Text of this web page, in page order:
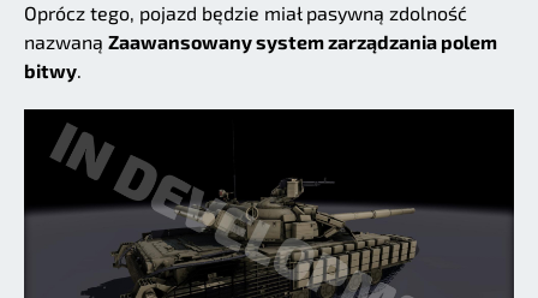
Oprócz tego, pojazd będzie miał pasywną zdolność
nazwaną Zaawansowany system zarządzania polem
bitwy.